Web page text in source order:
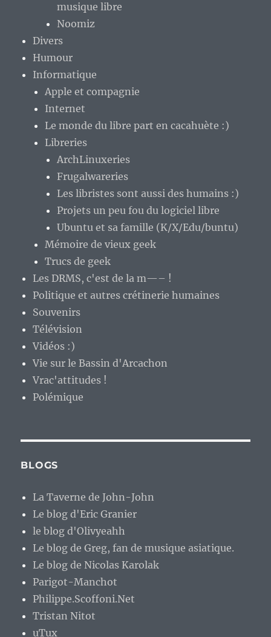
musique libre
Noomiz
Divers
Humour
Informatique
Apple et compagnie
Internet
Le monde du libre part en cacahuète :)
Libreries
ArchLinuxeries
Frugalwareries
Les libristes sont aussi des humains :)
Projets un peu fou du logiciel libre
Ubuntu et sa famille (K/X/Edu/buntu)
Mémoire de vieux geek
Trucs de geek
Les DRMS, c'est de la m—– !
Politique et autres crétinerie humaines
Souvenirs
Télévision
Vidéos :)
Vie sur le Bassin d'Arcachon
Vrac'attitudes !
Polémique
BLOGS
La Taverne de John-John
Le blog d'Eric Granier
le blog d'Olivyeahh
Le blog de Greg, fan de musique asiatique.
Le blog de Nicolas Karolak
Parigot-Manchot
Philippe.Scoffoni.Net
Tristan Nitot
uTux